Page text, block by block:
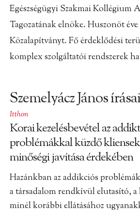
Egészségügyi Szakmai Kollégium
Tagozatának elnöke. Huszonöt
Közalapítványt. Fő érdeklődési
komplex szolgáltatói rendszerek
Szemelyácz János írásai
Itthon
Korai kezelésbevétel az
problémákkal küzdő
minőségi javítása érdekében
Hazánkban az addikciós
a társadalom rendkívül elutasító,
minél korábbi ellátásához